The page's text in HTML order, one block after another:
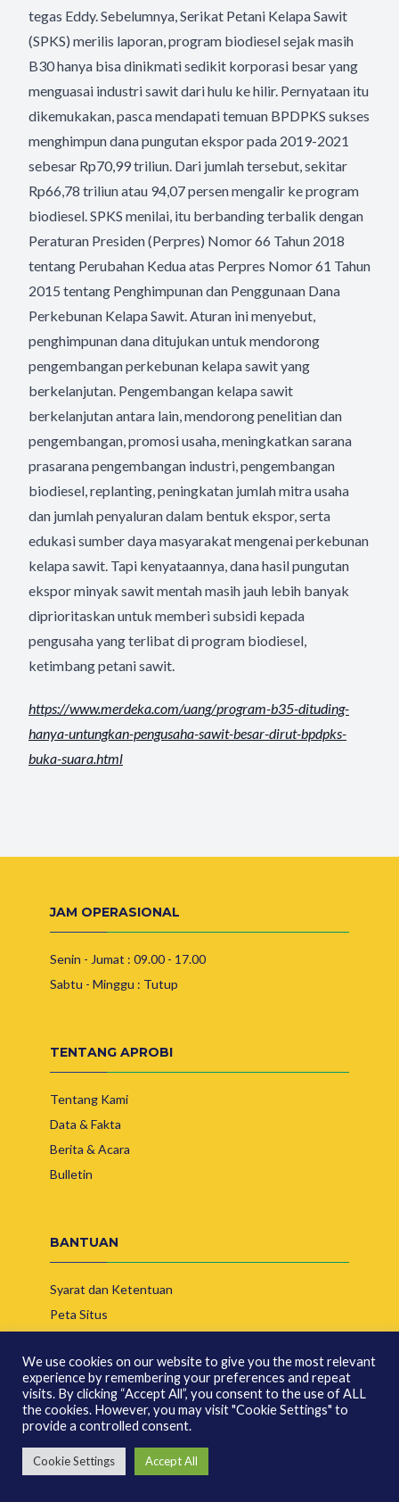
tegas Eddy. Sebelumnya, Serikat Petani Kelapa Sawit
(SPKS) merilis laporan, program biodiesel sejak masih
B30 hanya bisa dinikmati sedikit korporasi besar yang
menguasai industri sawit dari hulu ke hilir. Pernyataan itu
dikemukakan, pasca mendapati temuan BPDPKS sukses
menghimpun dana pungutan ekspor pada 2019-2021
sebesar Rp70,99 triliun. Dari jumlah tersebut, sekitar
Rp66,78 triliun atau 94,07 persen mengalir ke program
biodiesel. SPKS menilai, itu berbanding terbalik dengan
Peraturan Presiden (Perpres) Nomor 66 Tahun 2018
tentang Perubahan Kedua atas Perpres Nomor 61 Tahun
2015 tentang Penghimpunan dan Penggunaan Dana
Perkebunan Kelapa Sawit. Aturan ini menyebut,
penghimpunan dana ditujukan untuk mendorong
pengembangan perkebunan kelapa sawit yang
berkelanjutan. Pengembangan kelapa sawit
berkelanjutan antara lain, mendorong penelitian dan
pengembangan, promosi usaha, meningkatkan sarana
prasarana pengembangan industri, pengembangan
biodiesel, replanting, peningkatan jumlah mitra usaha
dan jumlah penyaluran dalam bentuk ekspor, serta
edukasi sumber daya masyarakat mengenai perkebunan
kelapa sawit. Tapi kenyataannya, dana hasil pungutan
ekspor minyak sawit mentah masih jauh lebih banyak
diprioritaskan untuk memberi subsidi kepada
pengusaha yang terlibat di program biodiesel,
ketimbang petani sawit.
https://www.merdeka.com/uang/program-b35-dituding-
hanya-untungkan-pengusaha-sawit-besar-dirut-bpdpks-
buka-suara.html
JAM OPERASIONAL
Senin - Jumat : 09.00 - 17.00
Sabtu - Minggu : Tutup
TENTANG APROBI
Tentang Kami
Data & Fakta
Berita & Acara
Bulletin
BANTUAN
Syarat dan Ketentuan
Peta Situs
© Copyright 2026 | Asosiasi Produsen Biofuel Indonesia
We use cookies on our website to give you the most relevant
experience by remembering your preferences and repeat
visits. By clicking “Accept All”, you consent to the use of ALL
the cookies. However, you may visit "Cookie Settings" to
provide a controlled consent.
Cookie Settings Accept All